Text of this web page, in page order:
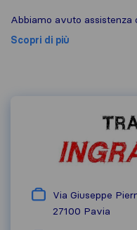
Abbiamo avuto assistenza
Scopri di più
Via Giuseppe
27100 Pavia